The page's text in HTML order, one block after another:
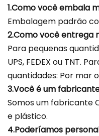
1.Como você embala
Embalagem padrão
2.Como você entrega
Para pequenas
UPS, FEDEX ou TNT.
quantidades: Por mar
3.Você é um
Somos um fabricante
e plástico.
4.Poderíamos